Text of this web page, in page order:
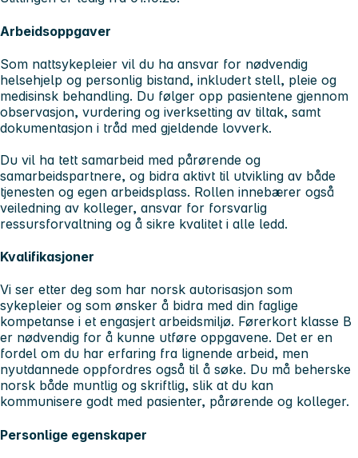
Arbeidsoppgaver
Som nattsykepleier vil du ha ansvar for nødvendig
helsehjelp og personlig bistand, inkludert stell, pleie og
medisinsk behandling. Du følger opp pasientene gjennom
observasjon, vurdering og iverksetting av tiltak, samt
dokumentasjon i tråd med gjeldende lovverk.
Du vil ha tett samarbeid med pårørende og
samarbeidspartnere, og bidra aktivt til utvikling av både
tjenesten og egen arbeidsplass. Rollen innebærer også
veiledning av kolleger, ansvar for forsvarlig
ressursforvaltning og å sikre kvalitet i alle ledd.
Kvalifikasjoner
Vi ser etter deg som har norsk autorisasjon som
sykepleier og som ønsker å bidra med din faglige
kompetanse i et engasjert arbeidsmiljø. Førerkort klasse B
er nødvendig for å kunne utføre oppgavene. Det er en
fordel om du har erfaring fra lignende arbeid, men
nyutdannede oppfordres også til å søke. Du må beherske
norsk både muntlig og skriftlig, slik at du kan
kommunisere godt med pasienter, pårørende og kolleger.
Personlige egenskaper